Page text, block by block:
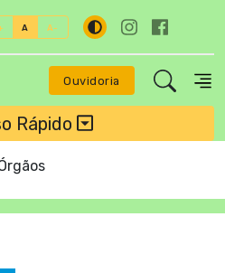
A A-
Ouvidoria
Rápido